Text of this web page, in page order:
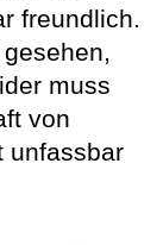
freundlich.
muss
von
unfassbar